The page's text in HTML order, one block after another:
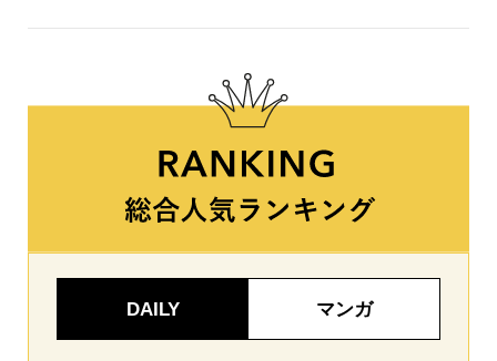
DAILY マンガ